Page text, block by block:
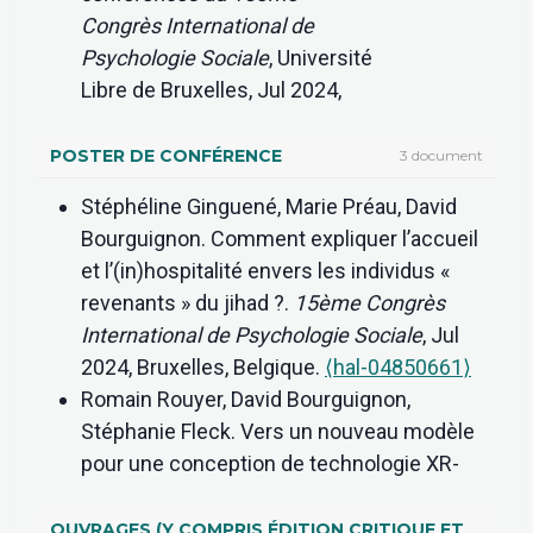
Dynamics on Social Media: A Qualitative
Examination of Individual and Platform
Characteristics.Psychology and Marketing
2025, 42 (6), pp.1588-1606.
Martin Robion, Sophie Berjot, Manon Balty,
Céline Stinus, Kwamigan Ahondo, et al..
Simplified and shortened French adaptation
of a self-esteem contingency measure.
Frontiers in Psychology, 2025, 16,
⟨10.3389/fpsyg.2025.1393944⟩.⟨hal-
05119544⟩
Charly Marie, Pierre Bouchat, David
Bourguignon. “You're a Nobody When
You're Unemployed”: Exploring the Content
Journal of Community and Applied Social
Congrès International de
Psychologie Sociale, Université
Libre de Bruxelles, Jul 2024,
04850920⟩
Pierre Bouchat, David
Bourguignon. « Quels fainéants
! » : Jugement social des
chômeurs et conséquences.
Quels leviers d’inclusion des
travailleurs sans emploi ?.
XXIème congrès AIPTLF, Jul
2023, Montréal, Canada.⟨hal-
05488446⟩
POSTER DE CONFÉRENCE 3 document
Stéphéline Ginguené, Marie Préau, David
Bourguignon. Comment expliquer l’accueil
et l’(in)hospitalité envers les individus «
revenants » du jihad ?. 15ème Congrès
International de Psychologie Sociale, Jul
2024, Bruxelles, Belgique. ⟨hal-04850661⟩
Romain Rouyer, David Bourguignon,
Stéphanie Fleck. Vers un nouveau modèle
pour une conception de technologie XR-
conférence internationale francophone sur